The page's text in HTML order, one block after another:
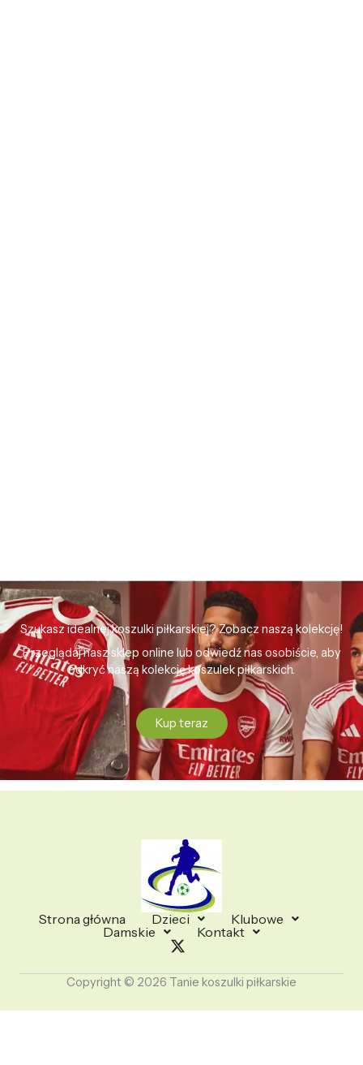
Szukasz idealnej koszulki piłkarskiej? Zobacz naszą kolekcję!
Przeglądaj nasz sklep online lub odwiedź nas osobiście, aby
odkryć naszą kolekcję koszulek piłkarskich.
Kup teraz
Strona główna Dzieci
Klubowe
Damskie
Kontakt
Copyright © 2026 Tanie koszulki piłkarskie